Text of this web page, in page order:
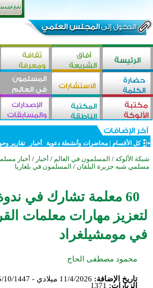
كل الأقسام |محاضرات وأنشطة دعوية أخبار تقارير
شبكة الألوكة / المسلمون في العالم / أخبار / أخبار
مسلمي شبه جزيرة البلقان / المسلمون في بلغاريا
60 معلمة تشارك في
لتعزيز مهارات معلمات
في مومشيلغراد
محمود مصطفى الحاج
تاريخ الإضافة: 11/4/2026 ميلادي - 25/10/1447 هجري
الزيارات: 1371